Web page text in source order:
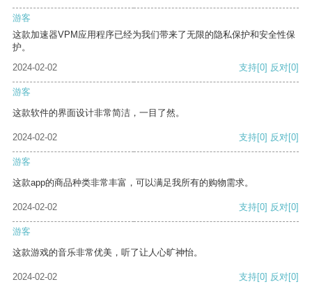
游客
这款加速器VPM应用程序已经为我们带来了无限的隐私保护和安全性保
护。
2024-02-02
支持[0] 反对[0]
游客
这款软件的界面设计非常简洁，一目了然。
2024-02-02 支持[0] 反对[0]
游客
这款app的商品种类非常丰富，可以满足我所有的购物需求。
2024-02-02 支持[0] 反对[0]
游客
这款游戏的音乐非常优美，听了让人心旷神怡。
2024-02-02 支持[0] 反对[0]